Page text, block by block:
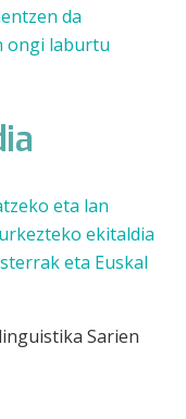
da
ongi laburtu
eta lan
ekitaldia
eta Euskal
Sarien